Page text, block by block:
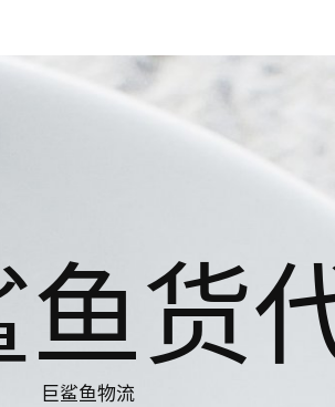
鱼货
巨鲨鱼物流